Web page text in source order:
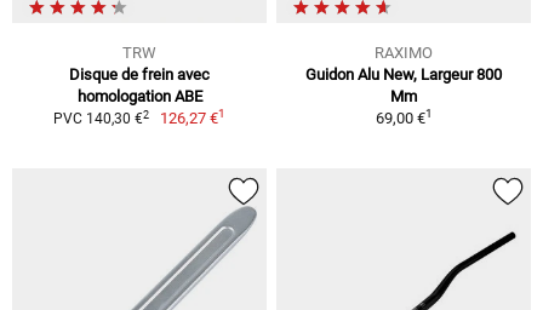
TRW
Disque de frein avec
homologation ABE
PVC 140,30 €2 126,27 €1
RAXIMO
Guidon Alu New, Largeur 800
Mm
69,00 €1